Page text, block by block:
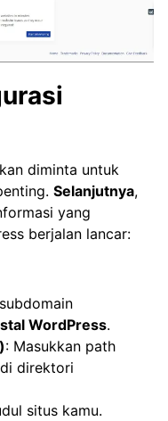
diminta untuk
Selanjutnya,
yang
berjalan lancar:
WordPress.
: Masukkan path
direktori
situs kamu.